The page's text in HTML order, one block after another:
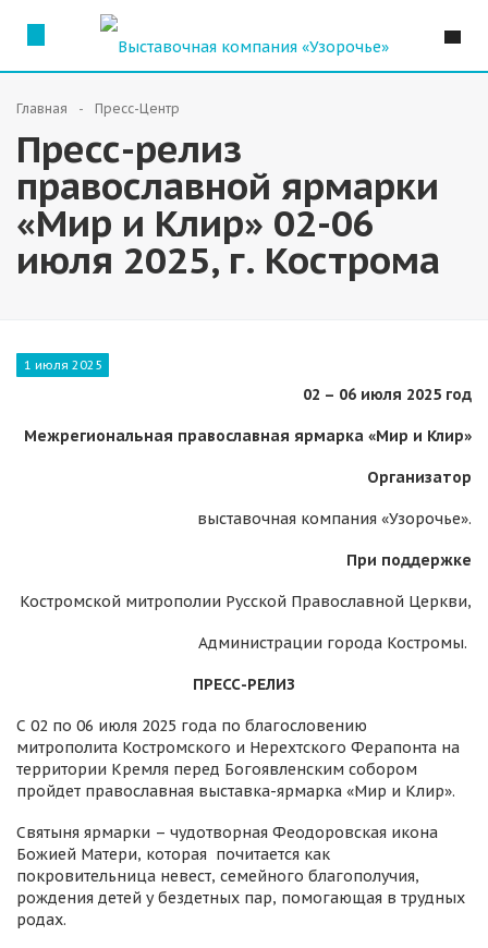
Главная Пресс-Центр
Пресс-релиз
православной ярмарки
«Мир и Клир» 02-06
июля 2025, г. Кострома
1 июля 2025
02 – 06 июля 2025 год
Межрегиональная православная ярмарка «Мир и Клир»
Организатор
выставочная компания «Узорочье».
При поддержке
Костромской митрополии Русской Православной Церкви,
Администрации города Костромы.
ПРЕСС-РЕЛИЗ
С 02 по 06 июля 2025 года по благословению
митрополита Костромского и Нерехтского Ферапонта на
территории Кремля перед Богоявленским собором
пройдет православная выставка-ярмарка «Мир и Клир».
Святыня ярмарки – чудотворная Феодоровская икона
Божией Матери, которая почитается как
покровительница невест, семейного благополучия,
рождения детей у бездетных пар, помогающая в трудных
родах.